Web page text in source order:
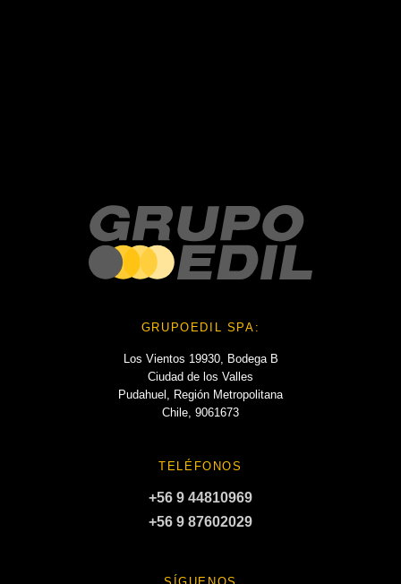
GRUPOEDIL SPA:
Los Vientos 19930, Bodega B
Ciudad de los Valles
Pudahuel, Región Metropolitana
Chile, 9061673
TELÉFONOS
+56 9 44810969
+56 9 87602029